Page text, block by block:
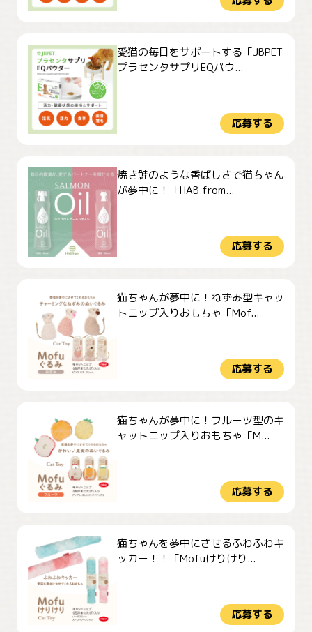
愛猫の毎日をサポートする「JBPET
プラセンタサプリEQパウ...
応募する
焼き鮭のような香ばしさで猫ちゃん
が夢中に！「HAB from...
応募する
猫ちゃんが夢中に！ねずみ型キャッ
トニップ入りおもちゃ「Mof...
応募する
猫ちゃんが夢中に！フルーツ型のキ
ャットニップ入りおもちゃ「M...
応募する
猫ちゃんを夢中にさせるふわふわキ
ッカー！！「Mofuけりけり...
応募する